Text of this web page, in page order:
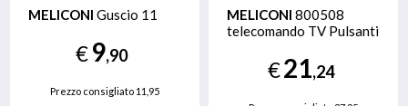
MELICONI Guscio 11
€9,90
Prezzo consigliato11,95
MELICONI 800508
telecomando TV Pulsanti
€21,24